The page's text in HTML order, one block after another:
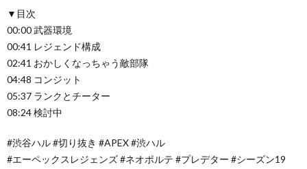
▼目次
00:00 武器環境
00:41 レジェンド構成
02:41 おかしくなっちゃう敵部隊
04:48 コンジット
05:37 ランクとチーター
08:24 検討中
#渋谷ハル #切り抜き #APEX #渋ハル
#エーペックスレジェンズ #ネオポルテ #プレデター #シーズン19